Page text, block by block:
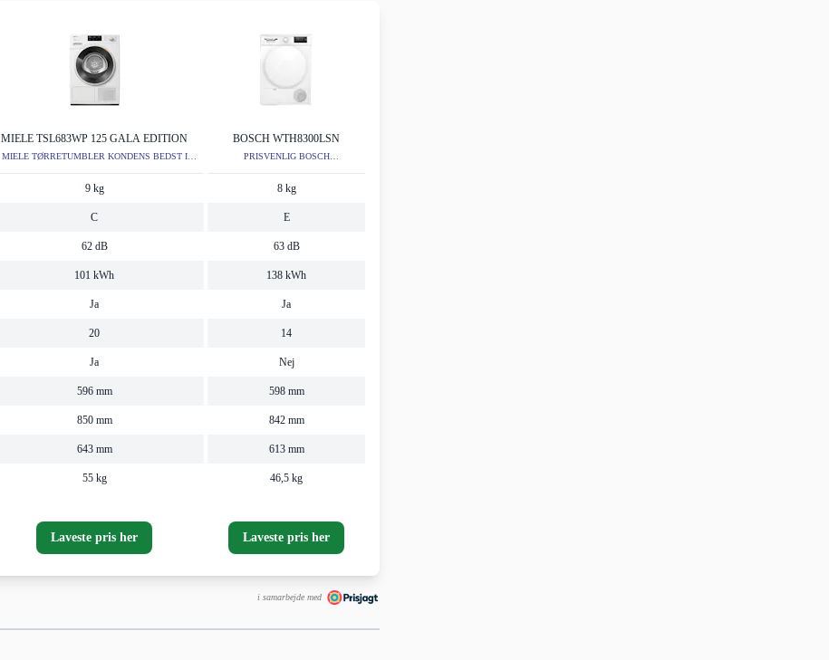
MIELE TSL683WP 125 GALA EDITION
MIELE TØRRETUMBLER KONDENS BEDST I
9 kg
C
62 dB
101 kWh
Ja
20
Ja
596 mm
850 mm
643 mm
55 kg
Laveste pris her
BOSCH WTH8300LSN
PRISVENLIG BOSCH
8 kg
E
63 dB
138 kWh
Ja
14
Nej
598 mm
842 mm
613 mm
46,5 kg
Laveste pris her
i samarbejde med